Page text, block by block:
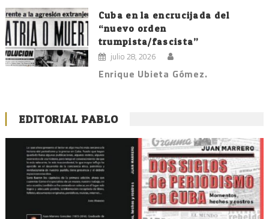
Cuba en la encrucijada del
“nuevo orden
trumpista/fascista”
julio 28, 2026
Enrique Ubieta Gómez.
EDITORIAL PABLO